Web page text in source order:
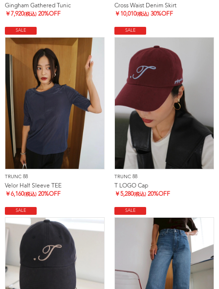
Gingham Gathered Tunic
￥ 7,920(税込) 20%OFF
Cross Waist Denim Skirt
￥ 10,010(税込) 30%OFF
SALE
TRUNC 88
Velor Half Sleeve TEE
￥6,160(税込) 20%OFF
SALE
TRUNC 88
T LOGO Cap
￥5,280(税込) 20%OFF
SALE SALE